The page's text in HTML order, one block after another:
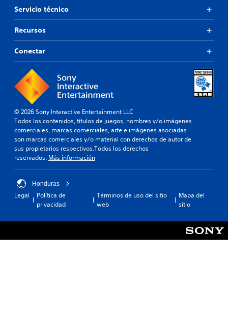
Servicio técnico
Recursos
Conectar
© 2026 Sony Interactive Entertainment LLC
Todos los contenidos, títulos de juegos, nombres y/o imágenes
comerciales, marcas comerciales, arte e imágenes asociadas
son marcas comerciales y/o material con derechos de autor de
sus propietarios respectivos.Todos los derechos
reservados. Más información
Honduras
Legal
Política de
privacidad
Términos de uso del sitio
web
Mapa del
sitio